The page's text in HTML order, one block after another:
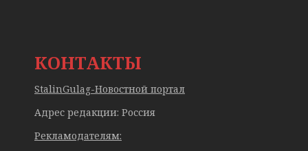
КОНТАКТЫ
StalinGulag-Новостной портал
Адрес редакции: Россия
Рекламодателям: